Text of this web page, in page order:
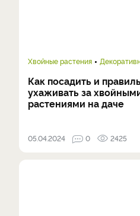
Хвойные растения
Как посадить и
ухаживать за
растениями на даче
05.04.2024 0 2425